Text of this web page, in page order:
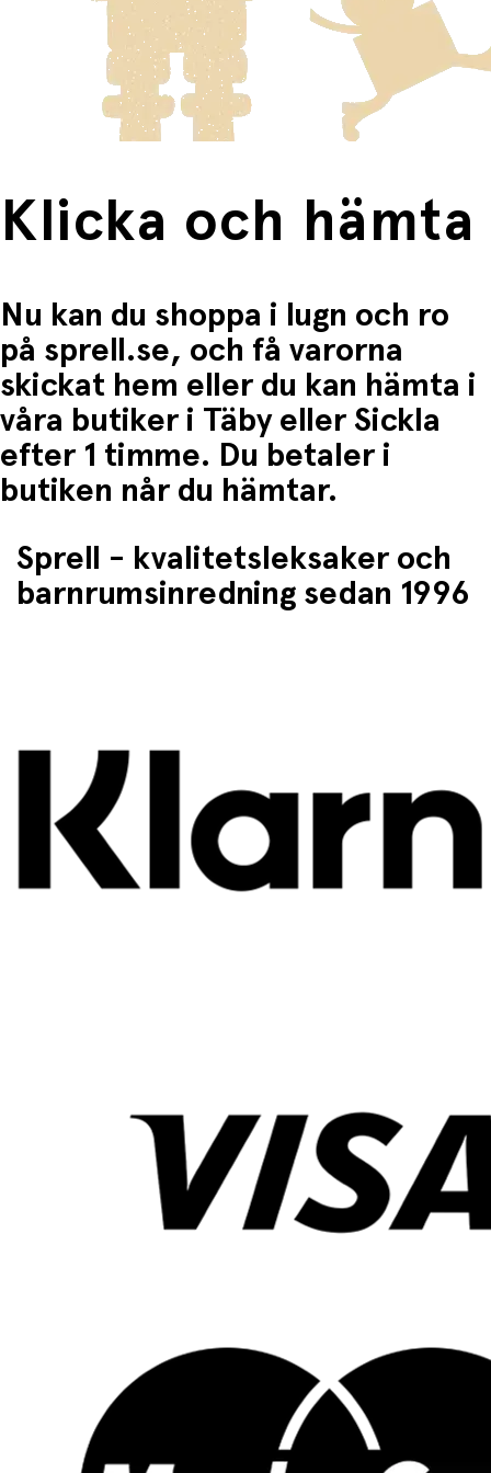
innebär en högre fraktkostnad.
Produkter som omfattas av detta är tydligt märkta, och
frakten för dessa varor visas i kassan.
Fri frakt när du handlar för mer än 1500:-
Klicka och hämta
Nu kan du shoppa i lugn och ro
på sprell.se, och få varorna
skickat hem eller du kan hämta i
våra butiker i Täby eller Sickla
efter 1 timme. Du betaler i
butiken når du hämtar.
Sprell - kvalitetsleksaker och
barnrumsinredning sedan 1996